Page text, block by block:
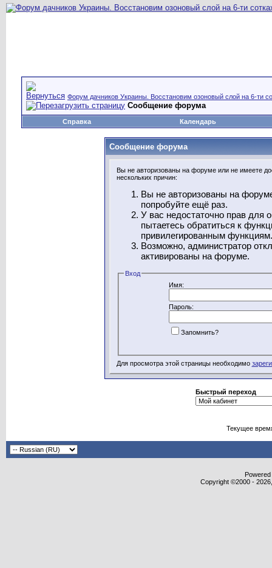
Форум дачников Украины. Восстановим озоновый слой на 6-ти
Сообщение форума
Справка Календарь
Сообщение форума
Вы не авторизованы на форуме или не имеете
нескольких причин:
Вы не авторизованы на
попробуйте ещё раз.
У вас недостаточно прав для
пытаетесь обратиться к
привилегированным функциям.
Возможно, администратор
активированы на форуме.
Вход
Имя:
Пароль:
Запомнить?
Для просмотра этой страницы необходимо
Быстрый переход
Текущее
Copyright ©2000 -